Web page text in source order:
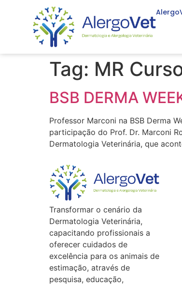
Tag: MR
BSB DERMA
Professor Marconi na BSB Derma
participação do Prof. Dr. Marconi
Dermatologia Veterinária, que
Transformar o cenário da
Dermatologia Veterinária,
capacitando profissionais a
oferecer cuidados de
excelência para os animais de
estimação, através de
pesquisa, educação,